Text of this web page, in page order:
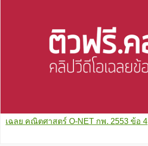
เฉลย คณิตศาสตร์ O-NET กพ. 2553 ข้อ 4